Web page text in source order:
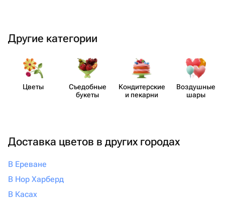
Другие категории
Цветы
Съедобные
букеты
Кондит​ерские
и пекарни
Воздушные
шары
Доставка цветов в других городах
В Ереване
В Нор Харберд
В Касах